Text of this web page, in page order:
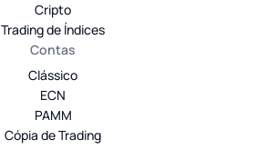
Cripto
Trading de Índices
Contas
Clássico
ECN
PAMM
Cópia de Trading